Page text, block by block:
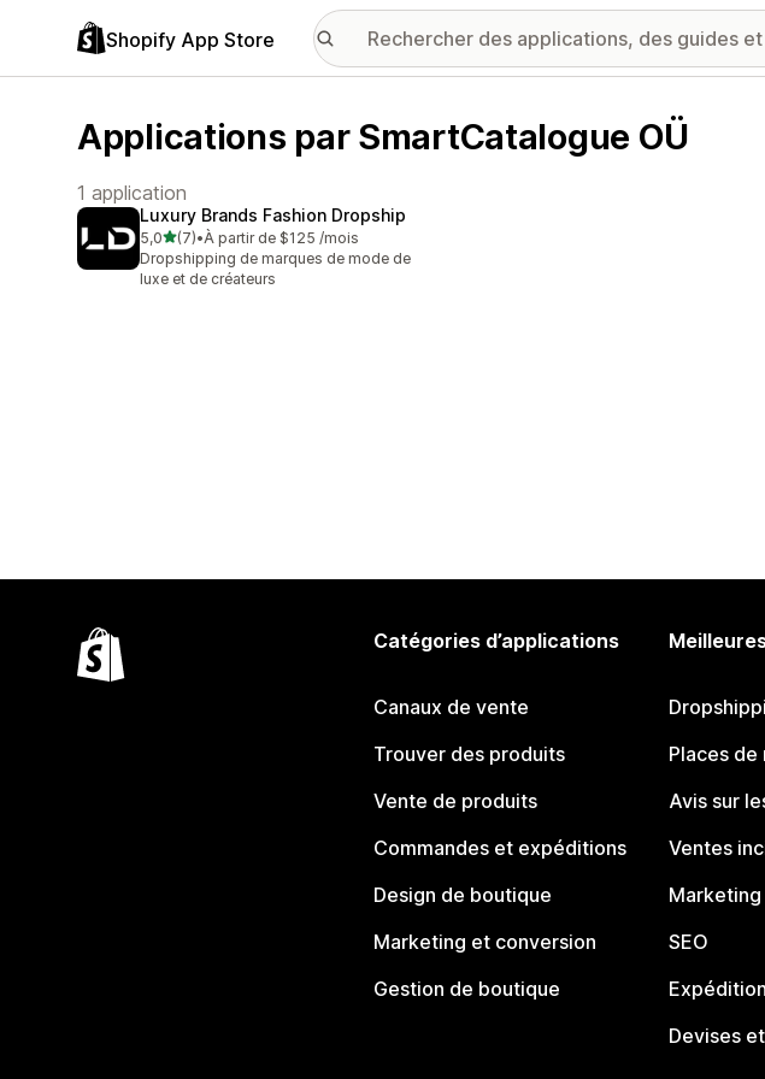
Shopify App Store
Applications par SmartCatalogue OÜ
1 application
Luxury Brands Fashion Dropship
5,0étoile(s) sur 5
(7)
7 avis au total
•À partir de $125 /mois
Dropshipping de marques de mode de
luxe et de créateurs
Catégories d’applications
Canaux de vente
Trouver des produits
Vente de produits
Commandes et expéditions
Design de boutique
Marketing et conversion
Gestion de boutique
Places de
Avis sur
Ventes
SEO
Expédition
Devises